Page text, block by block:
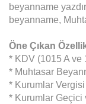
beyanname
beyanname,
Öne Çıkan
* KDV (1015 A ve
* Muhtasar
* Kurumlar
* Kurumlar Geçici